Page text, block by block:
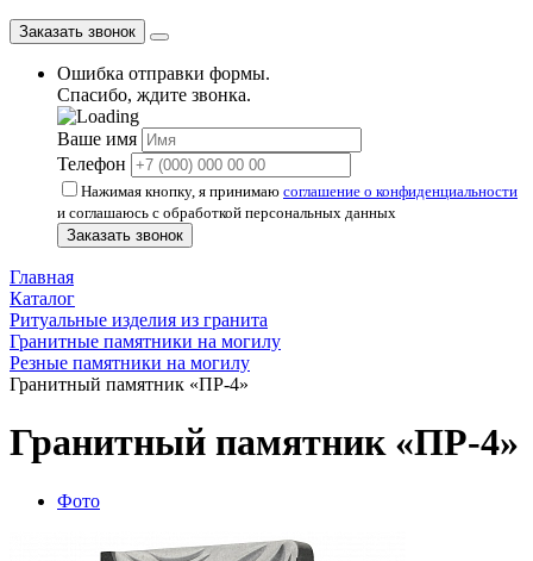
Заказать звонок
Ошибка отправки формы.
Спасибо, ждите звонка.
Ваше имя
Телефон
Нажимая кнопку, я принимаю соглашение о конфиденциальности
и соглашаюсь с обработкой персональных данных
Заказать звонок
Главная
Каталог
Ритуальные изделия из гранита
Гранитные памятники на могилу
Резные памятники на могилу
Гранитный памятник «ПР-4»
Гранитный памятник «ПР-4»
Фото